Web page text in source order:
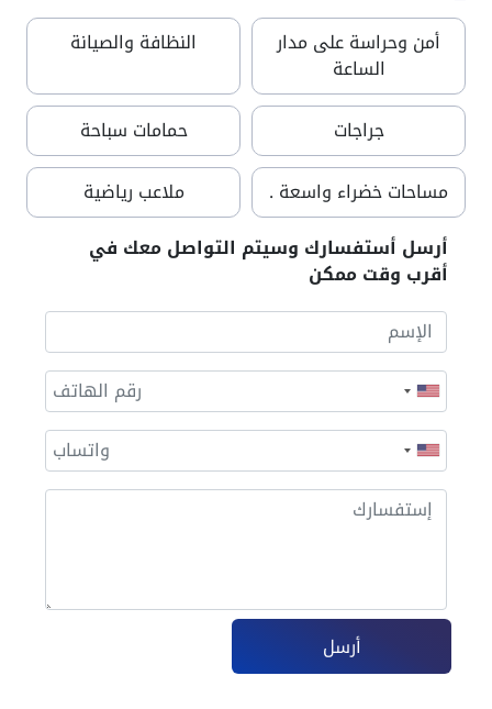
أمن وحراسة على مدار
الساعة
النظافة والصيانة
جراجات
حمامات سباحة
مساحات خضراء واسعة .
ملاعب رياضية
أرسل أستفسارك وسيتم التواصل معك في
أقرب وقت ممكن
أرسل